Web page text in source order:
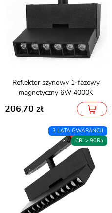
Reflektor szynowy 1-fazowy
magnetyczny 6W 4000K
206,70
3 LATA GWARANCJI
CRI > 90Ra